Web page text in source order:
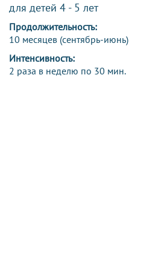
для детей 4 - 5 лет
Продолжительность:
10 месяцев (сентябрь-июнь)
Интенсивность:
2 раза в неделю по 30 мин.